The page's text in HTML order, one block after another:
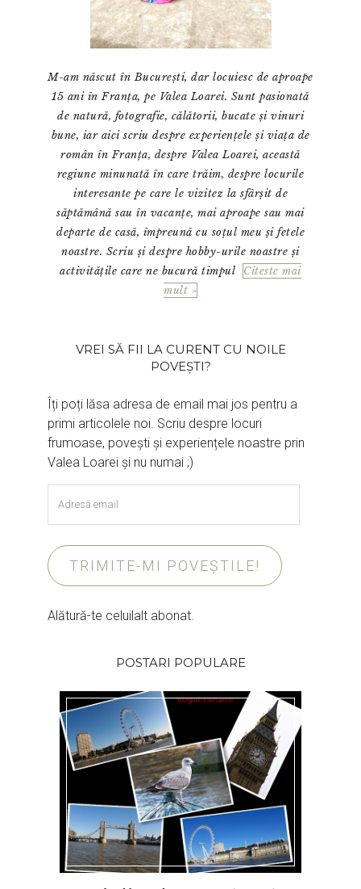
M-am născut în București, dar locuiesc de aproape
15 ani în Franța, pe Valea Loarei. Sunt pasionată
de natură, fotografie, călătorii, bucate și vinuri
bune, iar aici scriu despre experiențele și viața de
român în Franța, despre Valea Loarei, această
regiune minunată în care trăim, despre locurile
interesante pe care le vizitez la sfârșit de
săptămână sau în vacanțe, mai aproape sau mai
departe de casă, împreună cu soțul meu și fetele
noastre. Scriu și despre hobby-urile noastre și
activitățile care ne bucură timpul
Citeste mai
mult »
VREI SĂ FII LA CURENT CU NOILE
POVEȘTI?
Îți poți lăsa adresa de email mai jos pentru a
primi articolele noi. Scriu despre locuri
frumoase, povești și experiențele noastre prin
Valea Loarei și nu numai ;)
email
TRIMITE-MI POVEȘTILE!
Alătură-te celuilalt abonat.
POSTARI POPULARE